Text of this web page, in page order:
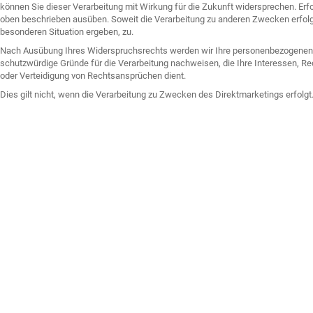
können Sie dieser Verarbeitung mit Wirkung für die Zukunft widersprechen.
oben beschrieben ausüben. Soweit die Verarbeitung zu anderen Zwecken
besonderen Situation ergeben, zu.
Nach Ausübung Ihres Widerspruchsrechts werden wir Ihre
schutzwürdige Gründe für die Verarbeitung nachweisen, die Ihre Interessen,
oder Verteidigung von Rechtsansprüchen dient.
Dies gilt nicht, wenn die Verarbeitung zu Zwecken des Direktmarketings